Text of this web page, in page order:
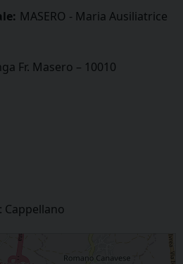
MASERO - Maria Ausiliatrice
Fr. Masero – 10010
: Cappellano